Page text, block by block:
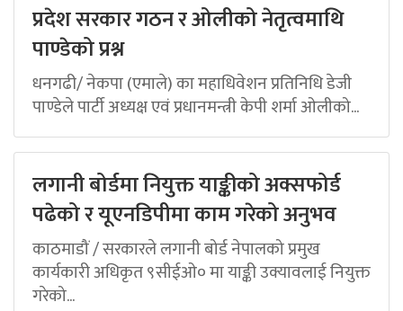
प्रदेश सरकार गठन र ओलीको नेतृत्वमाथि
पाण्डेको प्रश्न
धनगढी/ नेकपा (एमाले) का महाधिवेशन प्रतिनिधि डेजी
पाण्डेले पार्टी अध्यक्ष एवं प्रधानमन्त्री केपी शर्मा ओलीको...
लगानी बोर्डमा नियुक्त याङ्कीको अक्सफोर्ड
पढेको र यूएनडिपीमा काम गरेको अनुभव
काठमाडौं / सरकारले लगानी बोर्ड नेपालको प्रमुख
कार्यकारी अधिकृत ९सीईओ० मा याङ्की उक्यावलाई नियुक्त
गरेको...